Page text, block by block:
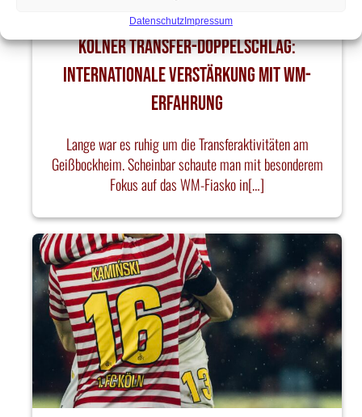
DatenschutzImpressum
Kölner Transfer-Doppelschlag:
Internationale Verstärkung mit WM-
Erfahrung
Lange war es ruhig um die Transferaktivitäten am
Geißbockheim. Scheinbar schaute man mit besonderem
Fokus auf das WM-Fiasko in[…]